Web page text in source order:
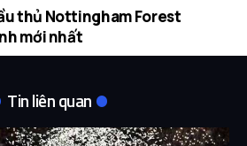
thủ Nottingham Forest
mới nhất
Tin liên quan